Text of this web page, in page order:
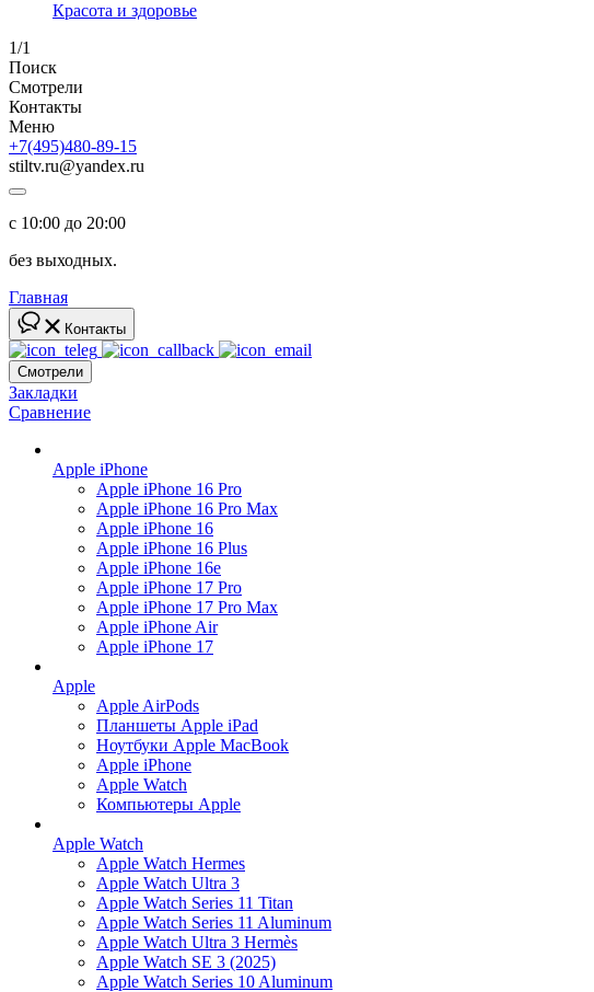
Красота и здоровье
1/1
Поиск
Смотрели
Контакты
Меню
+7(495)480-89-15
stiltv.ru@yandex.ru
с 10:00 до 20:00
без выходных.
Главная
Контакты
Смотрели
Закладки
Сравнение
Apple iPhone
Apple iPhone 16 Pro
Apple iPhone 16 Pro Max
Apple iPhone 16
Apple iPhone 16 Plus
Apple iPhone 16e
Apple iPhone 17 Pro
Apple iPhone 17 Pro Max
Apple iPhone Air
Apple iPhone 17
Apple
Apple AirPods
Планшеты Apple iPad
Ноутбуки Apple MacBook
Apple iPhone
Apple Watch
Компьютеры Apple
Apple Watch
Apple Watch Hermes
Apple Watch Ultra 3
Apple Watch Series 11 Titan
Apple Watch Series 11 Aluminum
Apple Watch Ultra 3 Hermès
Apple Watch SE 3 (2025)
Apple Watch Series 10 Aluminum